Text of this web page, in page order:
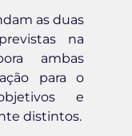
as duas
na
ambas
para o
e
distintos.